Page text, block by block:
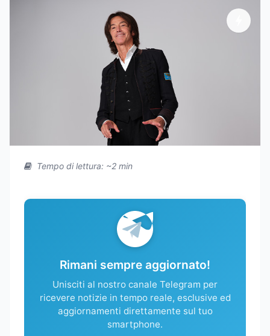
Tempo di lettura: ~2 min
Rimani sempre aggiornato!
Unisciti al nostro canale Telegram per
ricevere notizie in tempo reale, esclusive ed
aggiornamenti direttamente sul tuo
smartphone.